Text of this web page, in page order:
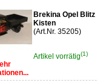
Brekina Opel
Kisten
(Art.Nr. 35205)
Artikel vorrätig(1)